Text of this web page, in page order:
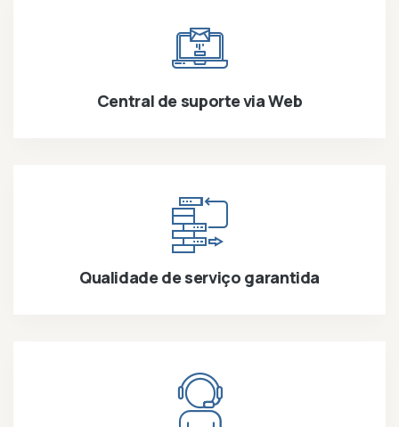
Central de suporte via Web
Qualidade de serviço garantida